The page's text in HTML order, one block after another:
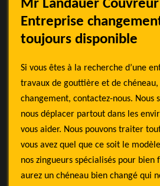
Mr Landauer
Entreprise
toujours disponible
Si vous êtes à la recherche d’une
travaux de gouttière et de
changement, contactez-nous. Nous
nous déplacer partout dans les
vous aider. Nous pouvons traiter
vous avez quel que ce soit le
nos zingueurs spécialisés pour
aurez un chéneau bien changé qui